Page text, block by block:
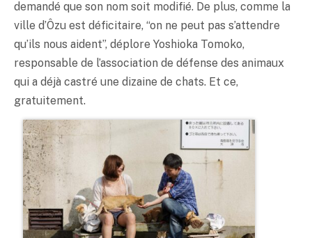
demandé que son nom soit modifié. De plus, comme la
ville d’Ôzu est déficitaire, “on ne peut pas s’attendre
qu’ils nous aident”, déplore Yoshioka Tomoko,
responsable de l’association de défense des animaux
qui a déjà castré une dizaine de chats. Et ce,
gratuitement.